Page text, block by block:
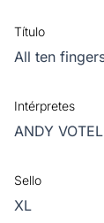
Título
All ten
Intérpretes
ANDY VOTEL
Sello
XL